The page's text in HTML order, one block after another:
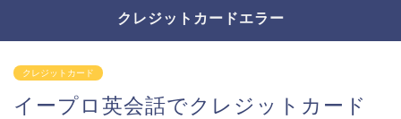
クレジットカードエラー
クレジットカード
イープロ英会話でクレジットカード